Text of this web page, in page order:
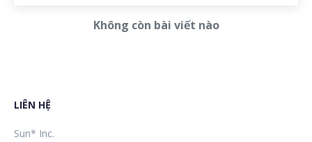
tạo ra được nhiều giá trị 'awesome' hơn cho xã hội.
Không còn bài viết nào
LIÊN HỆ
Sun* Inc.